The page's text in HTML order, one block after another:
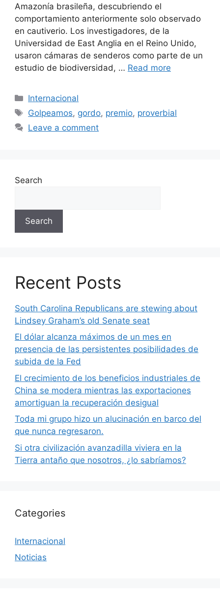
Amazonía brasileña, descubriendo el
comportamiento anteriormente solo observado
en cautiverio. Los investigadores, de la
Universidad de East Anglia en el Reino Unido,
usaron cámaras de senderos como parte de un
estudio de biodiversidad, … Read more
Categories
Internacional
Tags
Golpeamos, gordo, premio, proverbial
Leave a comment
Search
Search
Recent Posts
South Carolina Republicans are stewing about
Lindsey Graham’s old Senate seat
El dólar alcanza máximos de un mes en
presencia de las persistentes posibilidades de
subida de la Fed
El crecimiento de los beneficios industriales de
China se modera mientras las exportaciones
amortiguan la recuperación desigual
Toda mi grupo hizo un alucinación en barco del
que nunca regresaron.
Si otra civilización avanzadilla viviera en la
Tierra antaño que nosotros, ¿lo sabríamos?
Categories
Internacional
Noticias